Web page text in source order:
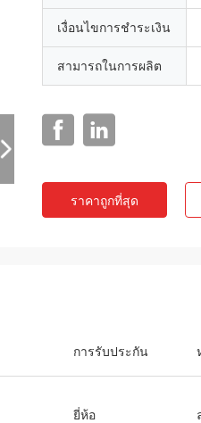
เงื่อนไขการชำระเงิน
สามารถในการผลิต
ราคาถูกที่สุด
การรับประกัน
ยี่ห้อ